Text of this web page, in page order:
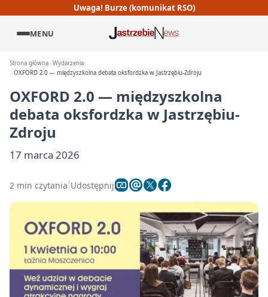
Uwaga! Burze (komunikat RSO)
MENU
Strona główna Wydarzenia
OXFORD 2.0 — międzyszkolna debata oksfordzka w Jastrzębiu-Zdroju
OXFORD 2.0 — międzyszkolna
debata oksfordzka w Jastrzębiu-
Zdroju
17 marca 2026
2 min czytania Udostępnij